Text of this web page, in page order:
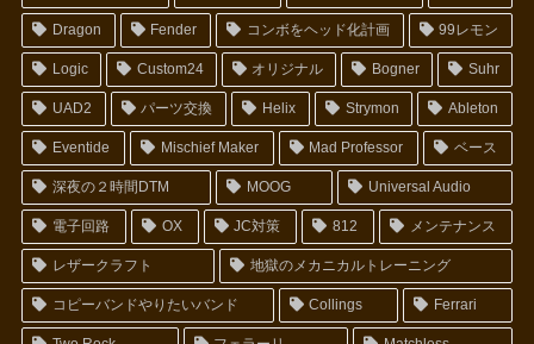
Dragon Fender コンボをヘッド化計画 99レモン
Logic Custom24 オリジナル Bogner Suhr
UAD2 パーツ交換 Helix Strymon Ableton
Eventide Mischief Maker Mad Professor ベース
深夜の２時間DTM MOOG Universal Audio
電子回路 OX JC対策 812 メンテナンス
レザークラフト 地獄のメカニカルトレーニング
コピーバンドやりたいバンド Collings Ferrari